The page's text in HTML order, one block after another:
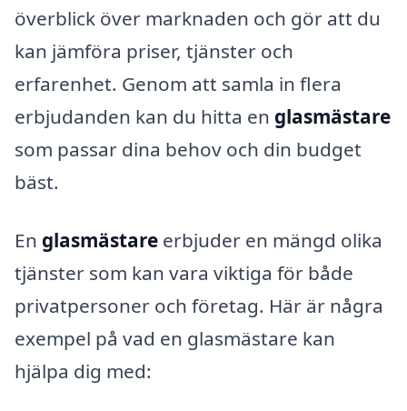
överblick över marknaden och gör att du
kan jämföra priser, tjänster och
erfarenhet. Genom att samla in flera
erbjudanden kan du hitta en glasmästare
som passar dina behov och din budget
bäst.
En glasmästare erbjuder en mängd olika
tjänster som kan vara viktiga för både
privatpersoner och företag. Här är några
exempel på vad en glasmästare kan
hjälpa dig med: